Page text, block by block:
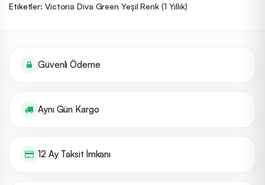
Etiketler: Victoria Diva Green Yeşil Renk (1 Yıllık)
Güvenli Ödeme
Aynı Gün Kargo
12 Ay Taksit İmkanı